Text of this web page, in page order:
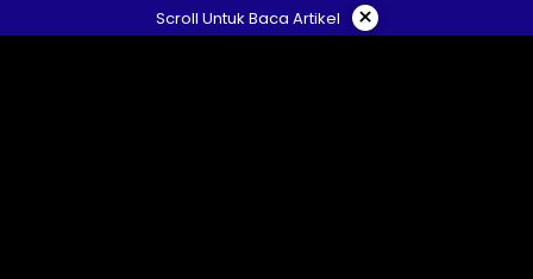
ke
Scroll Untuk Baca Artikel ×